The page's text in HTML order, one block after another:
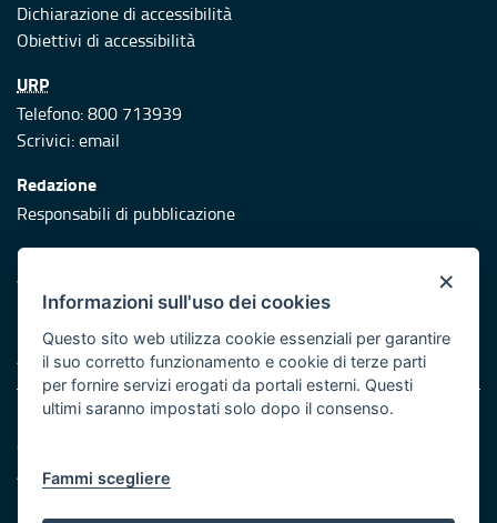
Dichiarazione di accessibilità
Obiettivi di accessibilità
URP
Telefono: 800 713939
Scrivici:email
Redazione
Responsabili di pubblicazione
Protezione civile
Vai al sito di Protezione Civile Puglia
Iniziativa finanziata con risorse del POR Puglia 2014/2020 -
Asse XI
Note legali
Cookie e privacy
Atti di notifica
×
Informazioni sull'uso dei cookies
Questo sito web utilizza cookie essenziali per garantire
il suo corretto funzionamento e cookie di terze parti
per fornire servizi erogati da portali esterni. Questi
ultimi saranno impostati solo dopo il consenso.
Fammi scegliere